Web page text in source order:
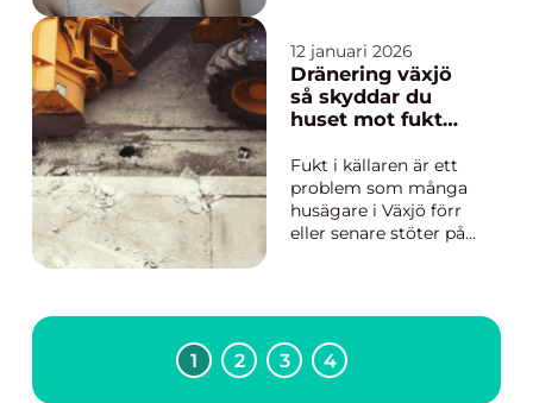
att tugga, tala och
hålla god munhygien.
Samtidigt påverkar
ett harmoniskt leende
uppfattar sig själva
och vågar uttry...
12 januari 2026
Dränering växjö
så skyddar du
huset mot fukt
kostnader
Fukt i källaren är ett
problem som många
husägare i Växjö förr
eller senare stöter på.
tung och blöt under
stora delar av året.
När vatten pressas
1 2 3 4